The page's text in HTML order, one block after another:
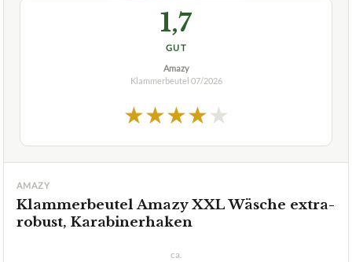
1,7
GUT
Amazy
Klammerbeutel 07/2026
★★★★★
AMAZY
Klammerbeutel Amazy XXL Wäsche extra-
robust, Karabinerhaken
ca.